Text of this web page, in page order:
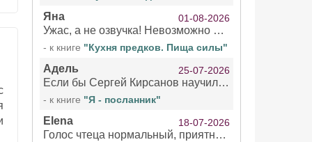
Яна 01-08-2026
Ужас, а не озвучка! Невозможно вникать в смысл текста из за кривляний чтеца
- к книге "Кухня предков. Пища силы"
Адель 25-07-2026
Если бы Сергей Кирсанов научился не сглатывать каждые 1-2 минуты слюну, так что слышно в микрофоне и, что вызывает отвращение, то мелжно было бы слушать.
- к книге "Я - посланник"
Elena 18-07-2026
Голос чтеца нормальный, приятный тембр. Мне очень понравилось озвучивание рассказа. Очень странный отзыв Надежды. Может у неё что-то с нервами?